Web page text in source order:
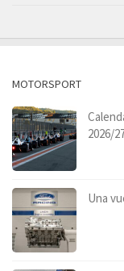
MOTORSPORT
2026/
Una